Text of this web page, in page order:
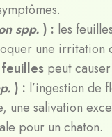
spp. ) : les
une irritation
peut
) : l’ingestion de
une salivation
pour un chaton.